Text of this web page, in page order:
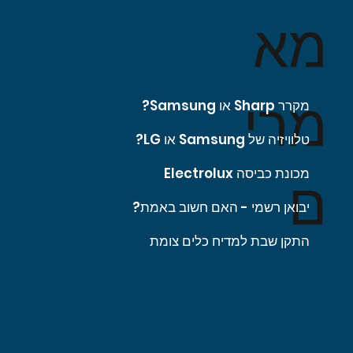
מא
מרי
ם
מקרר Sharp או Samsung?
טלוויזיה של Samsung או LG?
מכונת כביסה Electrolux
יבואן רשמי - האם חשוב באמת?
התקן שבת למדיח כלים צומת